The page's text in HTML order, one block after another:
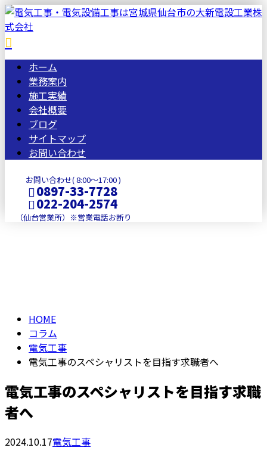
ホーム
業務案内
施工実績
会社概要
ブログ
サイトマップ
お問い合わせ
お問い合わせ( 8:00～17:00 )
0897-33-7728
022-204-2574
（仙台営業所）※営業電話お断り
HOME
コラム
電気工事
電気工事のスペシャリストを目指す求職者へ
電気工事のスペシャリストを目指す求職
者へ
2024.10.17電気工事